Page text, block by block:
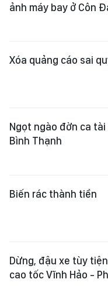
ảnh máy bay ở Côn
Xóa quảng cáo sai
Ngọt ngào đờn ca
Bình Thạnh
Biến rác thành tiền
Dừng, đậu xe tùy
cao tốc Vĩnh Hảo -